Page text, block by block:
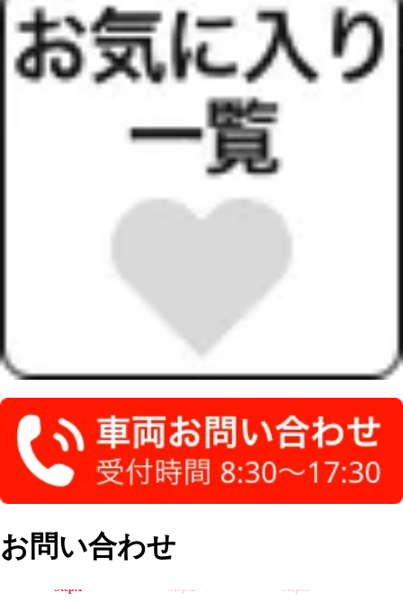
お問い合わせ
Step.1 Step.2 Step.3